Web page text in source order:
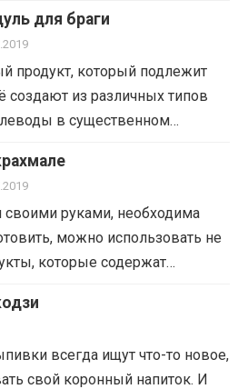
для браги
продукт, который подлежит
создают из различных типов
в существенном…
своими руками, необходима
можно использовать не
которые содержат…
всегда ищут что-то новое,
свой коронный напиток. И